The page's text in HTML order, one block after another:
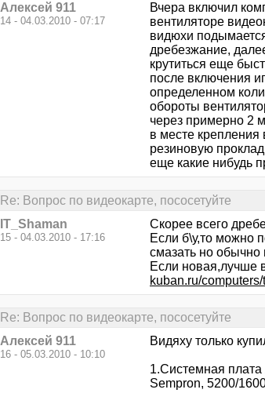
Алексей 911
14 - 04.03.2010 - 07:17
Вчера включил
вентиляторе
видюхи
дребезжание,
крутиться еще
после включения
определенном
обороты
через примерно 2
в месте
резиновую
еще какие нибудь
Re: Вопрос по видеокарте, пососетуйте
IT_Shaman
15 - 04.03.2010 - 17:16
Скорее всего
Если б\у,то можно
смазать но обычно
Если новая,лучше
kuban.ru/
Re: Вопрос по видеокарте, пососетуйте
Алексей 911
16 - 05.03.2010 - 10:10
Видяху только
1.Системная
Sempron, 5200/